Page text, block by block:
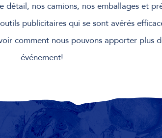
nos camions, nos emballages et
publicitaires qui se sont avérés
comment nous pouvons apporter plus
événement!